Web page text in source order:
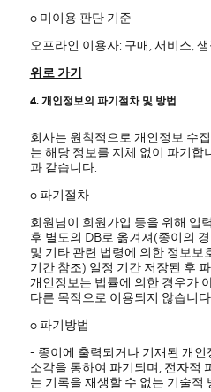
ο 미이용 판단 기준
오프라인 이용자: 구매, 서비스,
위로 가기
4. 개인정보의 파기절차 및 방법
회사는 원칙적으로 개인정보 수
는 해당 정보를 지체 없이 파기합
과 같습니다.
ο 파기절차
회원님이 회원가입 등을 위해 입
후 별도의 DB로 옮겨져(종이의
및 기타 관련 법령에 의한 정보보
기간 참조) 일정 기간 저장된 후
개인정보는 법률에 의한 경우가
다른 목적으로 이용되지 않습니
ο 파기방법
- 종이에 출력되거나 기재된 개
소각을 통하여 파기되며, 전자적
는 기록을 재생할 수 없는 기술적